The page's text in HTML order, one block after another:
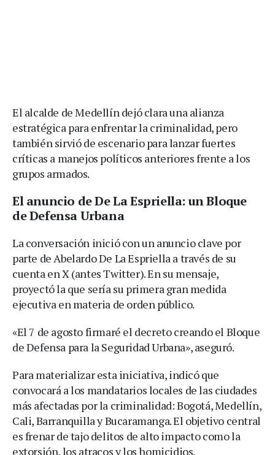
El alcalde de Medellín dejó clara una alianza
estratégica para enfrentar la criminalidad, pero
también sirvió de escenario para lanzar fuertes
críticas a manejos políticos anteriores frente a los
grupos armados.
El anuncio de De La Espriella: un Bloque
de Defensa Urbana
La conversación inició con un anuncio clave por
parte de Abelardo De La Espriella a través de su
cuenta en X (antes Twitter). En su mensaje,
proyectó la que sería su primera gran medida
ejecutiva en materia de orden público.
«El 7 de agosto firmaré el decreto creando el Bloque
de Defensa para la Seguridad Urbana», aseguró.
Para materializar esta iniciativa, indicó que
convocará a los mandatarios locales de las ciudades
más afectadas por la criminalidad: Bogotá, Medellín,
Cali, Barranquilla y Bucaramanga. El objetivo central
es frenar de tajo delitos de alto impacto como la
extorsión, los atracos y los homicidios.